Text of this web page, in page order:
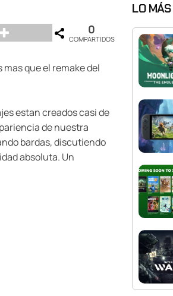
0
COMPARTIDOS
mas que el remake del
estan creados casi de
de nuestra
bardas, discutiendo
absoluta. Un
LO